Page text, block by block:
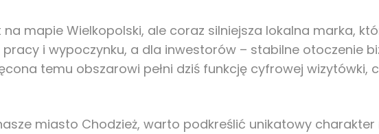
mapie Wielkopolski, ale coraz silniejsza lokalna marka,
i wypoczynku, a dla inwestorów – stabilne otoczenie
temu obszarowi pełni dziś funkcję cyfrowej wizytówki,
miasto Chodzież, warto podkreślić unikatowy